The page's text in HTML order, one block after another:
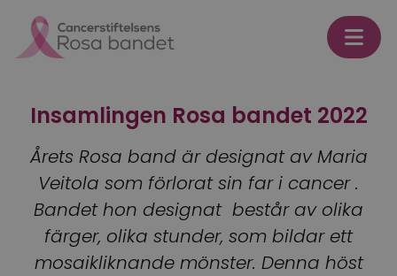
Insamlingen Rosa bandet 2022
Årets Rosa band är designat av Maria
Veitola som förlorat sin far i cancer .
Bandet hon designat består av olika
färger, olika stunder, som bildar ett
mosaikliknande mönster. Denna höst